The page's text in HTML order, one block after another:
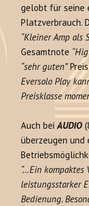
gelobt für seine
Platzverbrauch.
“Kleiner Amp als
Gesamtnote
“sehr guten”
Eversolo Play
Preisklasse
Auch beiAUDIO
überzeugen und
“…Ein
leistungsstarker
Bedienung.